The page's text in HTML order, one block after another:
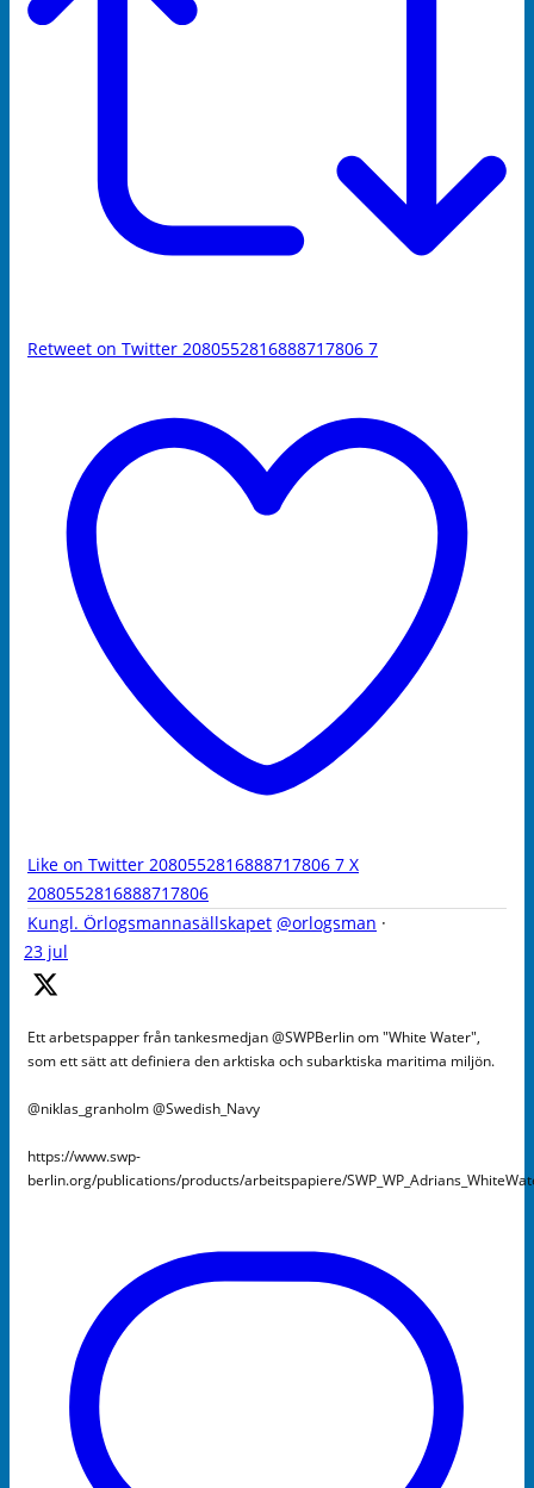
Retweet on Twitter 2080552816888717806 7
Like on Twitter 2080552816888717806 7 X
2080552816888717806
Kungl. Örlogsmannasällskapet @orlogsman ·
23 jul
Ett arbetspapper från tankesmedjan @SWPBerlin om "White Water",
som ett sätt att definiera den arktiska och subarktiska maritima miljön.
@niklas_granholm @Swedish_Navy
https://www.swp-
berlin.org/publications/products/arbeitspapiere/